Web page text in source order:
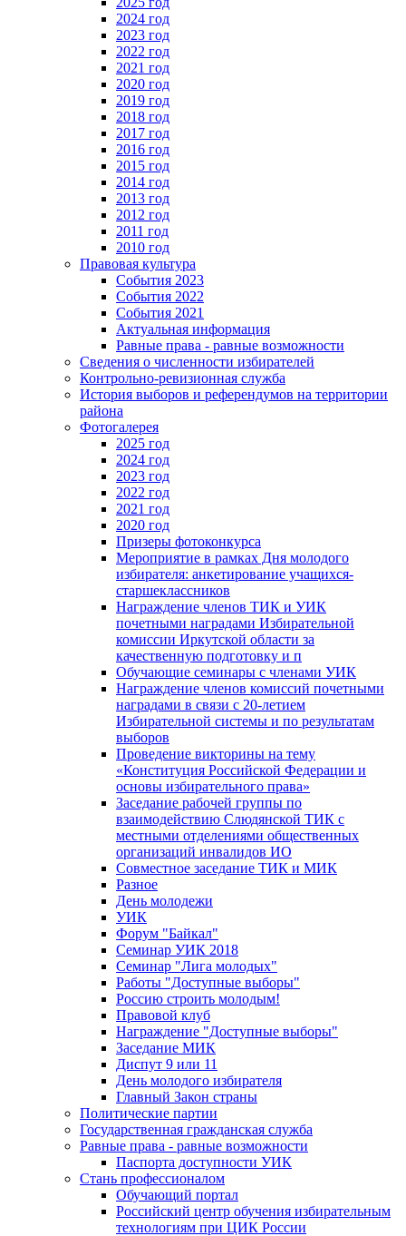
2024 год
2023 год
2022 год
2021 год
2020 год
2019 год
2018 год
2017 год
2016 год
2015 год
2014 год
2013 год
2012 год
2011 год
2010 год
Правовая культура
События 2023
События 2022
События 2021
Актуальная информация
Равные права - равные возможности
Сведения о численности избирателей
Контрольно-ревизионная служба
История выборов и референдумов на территории
района
Фотогалерея
2025 год
2024 год
2023 год
2022 год
2021 год
2020 год
Призеры фотоконкурса
Мероприятие в рамках Дня молодого
избирателя: анкетирование учащихся-
старшеклассников
Награждение членов ТИК и УИК
почетными наградами Избирательной
комиссии Иркутской области за
качественную подготовку и п
Обучающие семинары с членами УИК
Награждение членов комиссий почетными
наградами в связи с 20-летием
Избирательной системы и по результатам
выборов
Проведение викторины на тему
«Конституция Российской Федерации и
основы избирательного права»
Заседание рабочей группы по
взаимодействию Слюдянской ТИК с
местными отделениями общественных
организаций инвалидов ИО
Совместное заседание ТИК и МИК
Разное
День молодежи
УИК
Форум "Байкал"
Семинар УИК 2018
Семинар "Лига молодых"
Работы "Доступные выборы"
Россию строить молодым!
Правовой клуб
Награждение "Доступные выборы"
Заседание МИК
Диспут 9 или 11
День молодого избирателя
Главный Закон страны
Политические партии
Государственная гражданская служба
Равные права - равные возможности
Паспорта доступности УИК
Стань профессионалом
Обучающий портал
Российский центр обучения избирательным
технологиям при ЦИК России